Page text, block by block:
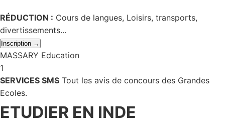
RÉDUCTION : Cours de langues, Loisirs, transports,
divertissements...
Inscription →
MASSARY Education
1
SERVICES SMS Tout les avis de concours des Grandes
Ecoles.
ETUDIER EN INDE